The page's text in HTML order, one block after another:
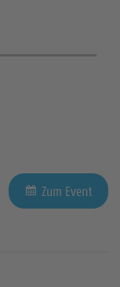
Zum Event